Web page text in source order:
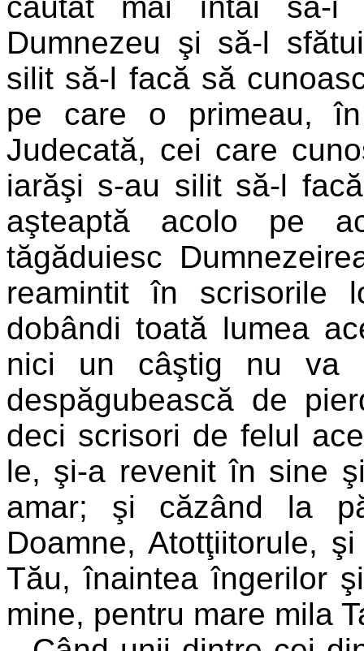
Dumnezeu şi să-l
silit să-l facă să
pe care o primeau,
Judecată, cei care
iarăşi s-au silit să-l
aşteaptă acolo pe
tăgăduiesc
reamintit în scrisorile
dobândi toată lumea
nici un câştig nu va
despăgubească de
deci scrisori de felul
le, şi-a revenit în sine
amar; şi căzând la
Doamne, Atotţiitorule,
Tău, înaintea îngerilor
mine, pentru mare mila